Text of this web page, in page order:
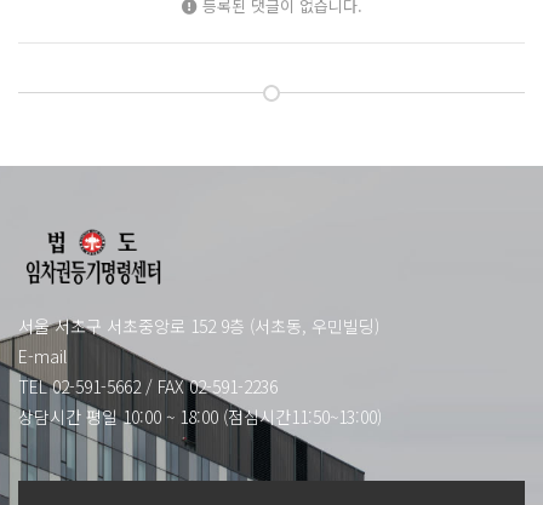
등록된 댓글이 없습니다.
서울 서초구 서초중앙로 152 9층 (서초동, 우민빌딩)
E-mail
TEL 02-591-5662 / FAX 02-591-2236
상담시간 평일 10:00 ~ 18:00 (점심시간11:50~13:00)